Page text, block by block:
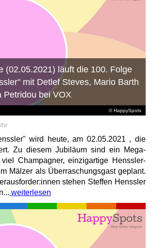
© HappySpots
(02.05.2021) läuft die 100. Folge
mit Detlef Steves, Mario Barth
Petridou bei VOX
wird heute, am 02.05.2021 , die
Zu diesem Jubiläum sind ein Mega-
Champagner, einzigartige Henssler-
Mälzer als Überraschungsgast geplant.
stehen Steffen Henssler
weiterlesen